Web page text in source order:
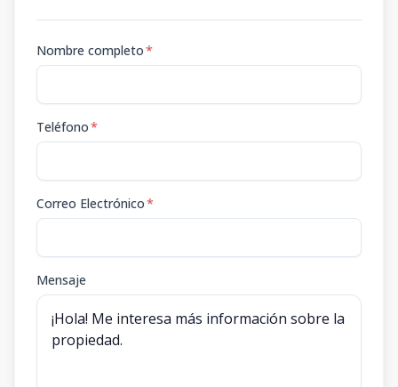
Nombre completo*
Teléfono*
Correo Electrónico*
Mensaje